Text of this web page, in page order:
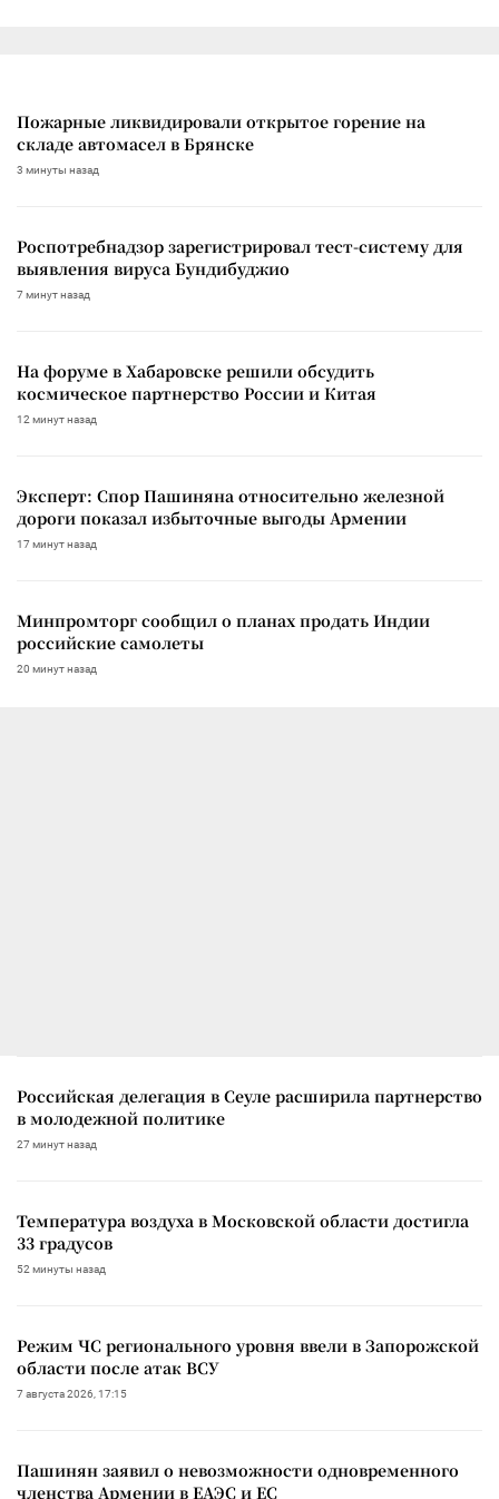
Пожарные ликвидировали открытое горение на
складе автомасел в Брянске
3 минуты назад
Роспотребнадзор зарегистрировал тест-систему для
выявления вируса Бундибуджио
7 минут назад
На форуме в Хабаровске решили обсудить
космическое партнерство России и Китая
12 минут назад
Эксперт: Спор Пашиняна относительно железной
дороги показал избыточные выгоды Армении
17 минут назад
Минпромторг сообщил о планах продать Индии
российские самолеты
20 минут назад
Российская делегация в Сеуле расширила партнерство
в молодежной политике
27 минут назад
Температура воздуха в Московской области достигла
33 градусов
52 минуты назад
Режим ЧС регионального уровня ввели в Запорожской
области после атак ВСУ
7 августа 2026, 17:15
Пашинян заявил о невозможности одновременного
членства Армении в ЕАЭС и ЕС